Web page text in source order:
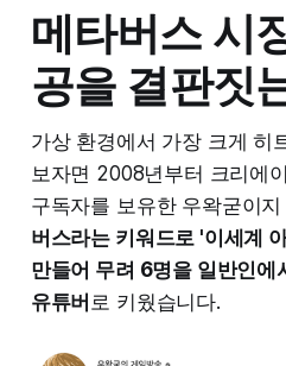
메타버스 시
공을 결판짓
가상 환경에서 가장 크게 히
보자면 2008년부터 크리에
구독자를 보유한 우왁굳이
버스라는 키워드로 '이세계
만들어 무려 6명을 일반인
유튜버 로 키웠습니다.